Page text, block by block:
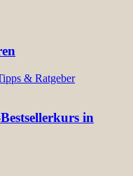
& Ratgeber
in